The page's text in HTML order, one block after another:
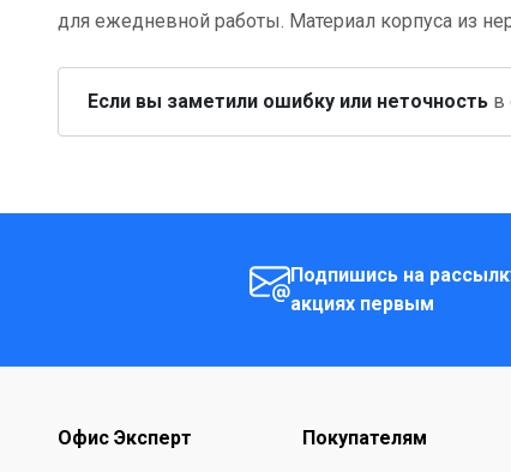
для ежедневной работы. Материал корпуса из
Если вы заметили ошибку или неточность в
Подпишись на
акциях первым
Офис Эксперт Покупателям